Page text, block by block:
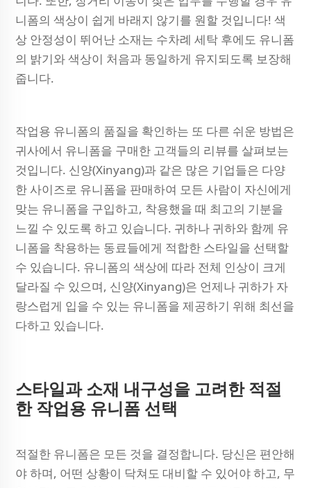
니폼의 색상이 쉽게 바래지 않기를 원할 것입니다! 색
상 안정성이 뛰어난 소재는 수차례 세탁 후에도 유니폼
의 밝기와 색상이 처음과 동일하게 유지되도록 보장해
줍니다.
작업용 유니폼의 품질을 확인하는 또 다른 쉬운 방법은
귀사에서 유니폼을 구매한 고객들의 리뷰를 살펴보는
것입니다. 신양(Xinyang)과 같은 많은 기업들은 다양
한 사이즈로 유니폼을 판매하여 모든 사람이 자신에게
맞는 유니폼을 구입하고, 착용했을 때 최고의 기분을
느낄 수 있도록 하고 있습니다. 귀하나 귀하와 함께 유
니폼을 착용하는 동료들에게 적합한 스타일을 선택할
수 있습니다. 유니폼의 색상에 따라 전체 인상이 크게
달라질 수 있으며, 신양(Xinyang)은 언제나 귀하가 자
랑스럽게 입을 수 있는 유니폼을 제공하기 위해 최선을
다하고 있습니다.
스타일과 소재 내구성을 고려한 적절
한 작업용 유니폼 선택
적절한 유니폼은 모든 것을 결정합니다. 당신은 편안해
야 하며, 어떤 상황이 닥쳐도 대비할 수 있어야 하고, 무